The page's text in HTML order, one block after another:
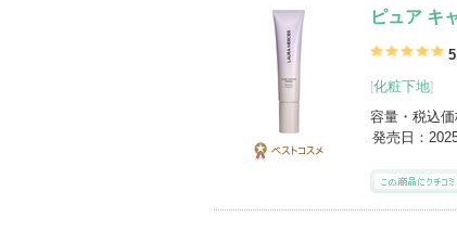
ピュア キ
[化粧下地]
容量・税込価
発売日：